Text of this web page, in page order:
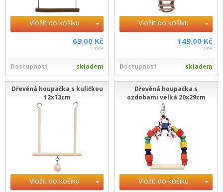
Vložit do košíku
69.00 Kč
s DPH
Dostupnost skladem
Vložit do košíku
149.00 Kč
s DPH
Dostupnost skladem
Dřevěná houpačka s kuličkou
12x13cm
Vložit do košíku
Dřevěná houpačka s
ozdobami velká 20x29cm
Vložit do košíku